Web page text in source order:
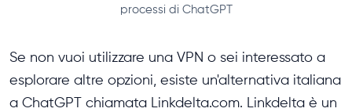
processi di ChatGPT
Se non vuoi utilizzare una VPN o sei interessato a
esplorare altre opzioni, esiste un'alternativa italiana
a ChatGPT chiamata Linkdelta.com. Linkdelta è un